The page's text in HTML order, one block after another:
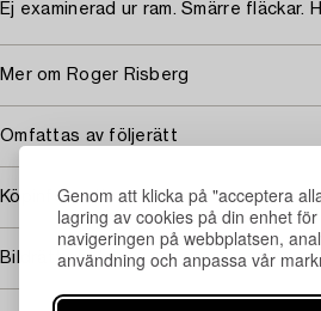
Genom att klicka på "acceptera
lagring av cookies på din enhet
navigeringen på webbplatsen,
användning och anpassa vår
Ej examinerad ur ram. Smärre
Mer om Roger Risberg
Omfattas av följerätt
Köpinformation
Bildrättigheter